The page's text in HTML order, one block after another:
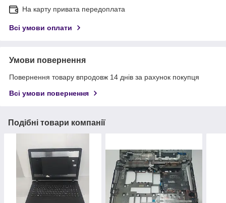
На карту привата передоплата
Всі умови оплати
Умови повернення
Повернення товару впродовж 14 днів за рахунок покупця
Всі умови повернення
Подібні товари компанії